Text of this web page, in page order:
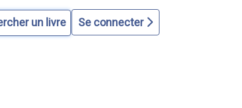
Se connecter